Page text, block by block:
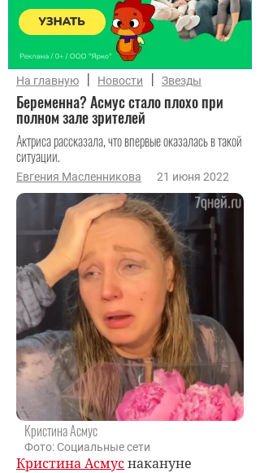
На главную | Новости | Звезды
Беременна? Асмус стало плохо при
полном зале зрителей
Актриса рассказала, что впервые оказалась в такой
ситуации.
Евгения Масленникова 21 июня 2022
Кристина Асмус
Фото: Социальные сети
Кристина Асмуснакануне